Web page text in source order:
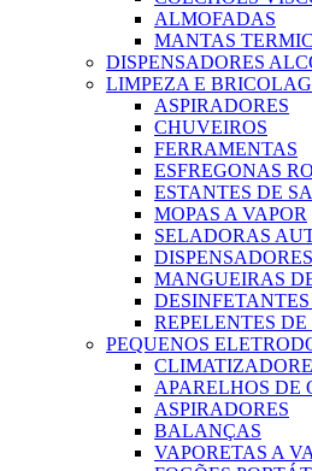
ALMOFADAS
MANTAS
DISPENSADORES
LIMPEZA E
ASPIRADORES
CHUVEIROS
FERRAMENTAS
ESFREGONAS
ESTANTES DE
MOPAS A VAPOR
SELADORAS
MANGUEIRAS
REPELENTES DE
PEQUENOS
APARELHOS DE
ASPIRADORES
BALANÇAS
VAPORETAS A